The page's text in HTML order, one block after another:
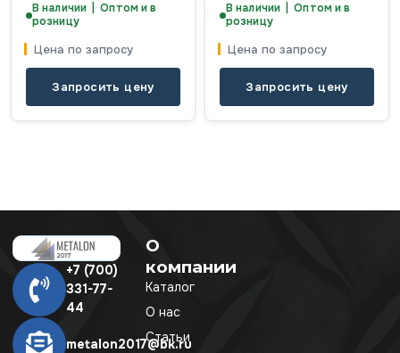
В наличии | Оптом и в
розницу
Цена по запросу
Запросить цену
В наличии | Оптом и в
розницу
Цена по запросу
Запросить цену
+7 (700)
331-77-
44
metalon2017@bk.ru
О
компании
Каталог
О нас
Статьи